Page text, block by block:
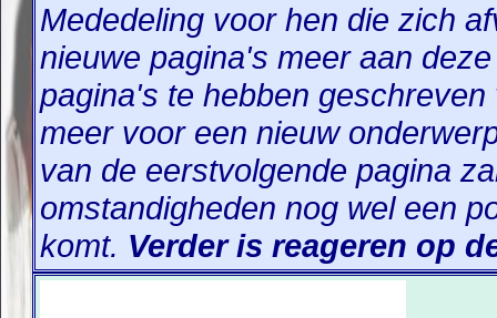
Mededeling voor hen die zich
nieuwe pagina's meer aan
pagina's te hebben
meer voor een nieuw
van de eerstvolgende pagina
omstandigheden nog wel een
komt. Verder is reageren op